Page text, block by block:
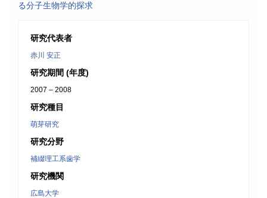
る分子生物学的探求
研究代表者
赤川 安正
研究期間 (年度)
2007 – 2008
研究種目
萌芽研究
研究分野
補綴理工系歯学
研究機関
広島大学